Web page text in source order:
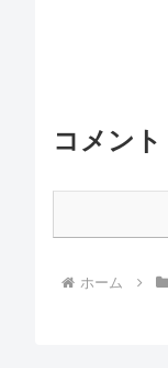
コメント
ホーム